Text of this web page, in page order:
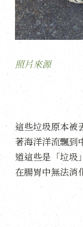
照片來源
這些垃圾原本被
著海洋洋流飄到
道這些是「垃圾
在腸胃中無法消